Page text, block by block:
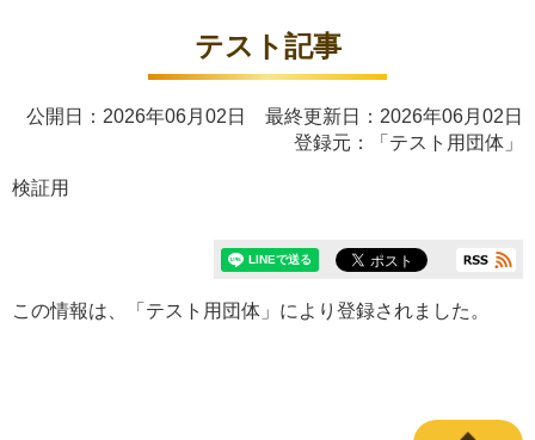
テスト記事
公開日：2026年06月02日 最終更新日：2026年06月02日
登録元：「テスト用団体」
検証用
この情報は、「テスト用団体」により登録されました。